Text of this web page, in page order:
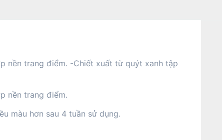
nền trang điểm. -Chiết xuất từ quýt xanh tập
nền trang điểm.
màu hơn sau 4 tuần sử dụng.